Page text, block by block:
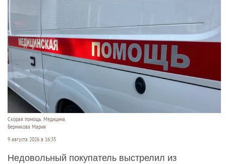
Скорая помощь. Медицина.
Берникова Мария
9 августа 2026 в 16:35
Недовольный покупатель выстрелил из